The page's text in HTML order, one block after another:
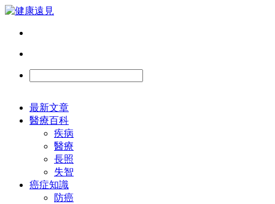
最新文章
醫療百科
疾病
醫療
長照
失智
癌症知識
防癌